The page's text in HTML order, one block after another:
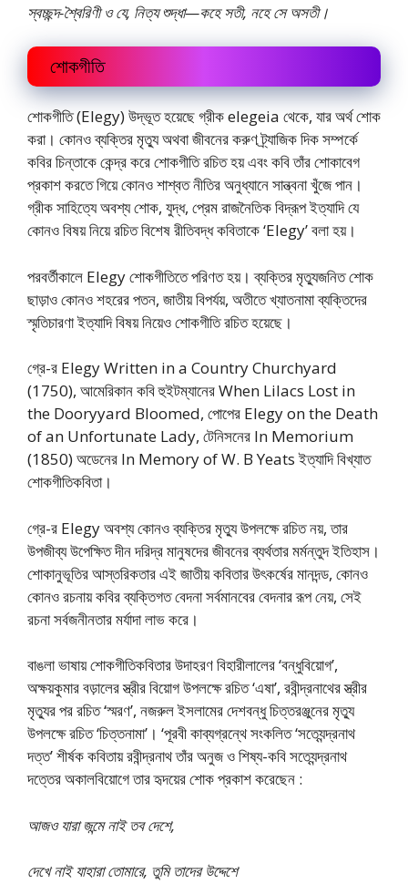
স্বচ্ছন্দ-শ্বৈরিণী ও যে, নিত্য শুদ্ধা—কহে সতী, নহে সে অসতী।
শোকগীতি
শোকগীতি (Elegy) উদ্ভূত হয়েছে গ্রীক elegeia থেকে, যার অর্থ শোক
করা। কোনও ব্যক্তির মৃত্যু অথবা জীবনের করুণ ট্র্যাজিক দিক সম্পর্কে
কবির চিন্তাকে কেন্দ্র করে শোকগীতি রচিত হয় এবং কবি তাঁর শোকাবেগ
প্রকাশ করতে গিয়ে কোনও শাশ্বত নীতির অনুধ্যানে সান্ত্বনা খুঁজে পান।
গ্রীক সাহিত্যে অবশ্য শোক, যুদ্ধ, প্রেম রাজনৈতিক বিদ্রূপ ইত্যাদি যে
কোনও বিষয় নিয়ে রচিত বিশেষ রীতিবদ্ধ কবিতাকে ‘Elegy’ বলা হয়।
পরবর্তীকালে Elegy শোকগীতিতে পরিণত হয়। ব্যক্তির মৃত্যুজনিত শোক
ছাড়াও কোনও শহরের পতন, জাতীয় বিপর্যয়, অতীতে খ্যাতনামা ব্যক্তিদের
স্মৃতিচারণা ইত্যাদি বিষয় নিয়েও শোকগীতি রচিত হয়েছে।
গ্রে-র Elegy Written in a Country Churchyard
(1750), আমেরিকান কবি হুইটম্যানের When Lilacs Lost in
the Dooryyard Bloomed, পোপের Elegy on the Death
of an Unfortunate Lady, টেনিসনের In Memorium
(1850) অডেনের In Memory of W. B Yeats ইত্যাদি বিখ্যাত
শোকগীতিকবিতা।
গ্রে-র Elegy অবশ্য কোনও ব্যক্তির মৃত্যু উপলক্ষে রচিত নয়, তার
উপজীব্য উপেক্ষিত দীন দরিদ্র মানুষদের জীবনের ব্যর্থতার মর্মন্তুদ ইতিহাস।
শোকানুভূতির আস্তরিকতার এই জাতীয় কবিতার উৎকর্ষের মানদন্ড, কোনও
কোনও রচনায় কবির ব্যক্তিগত বেদনা সর্বমানবের বেদনার রূপ নেয়, সেই
রচনা সর্বজনীনতার মর্যাদা লাভ করে।
বাঙলা ভাষায় শোকগীতিকবিতার উদাহরণ বিহারীলালের ‘বন্ধুবিয়োগ’,
অক্ষয়কুমার বড়ালের স্ত্রীর বিয়োগ উপলক্ষে রচিত ‘এষা’, রবীন্দ্রনাথের স্ত্রীর
মৃত্যুর পর রচিত ‘স্মরণ’, নজরুল ইসলামের দেশবন্ধু চিত্তরঞ্জুনের মৃত্যু
উপলক্ষে রচিত ‘চিত্তনামা’। ‘পূরবী কাব্যগ্রন্থে সংকলিত ‘সত্যেন্দ্রনাথ
দত্ত’ শীর্ষক কবিতায় রবীন্দ্রনাথ তাঁর অনুজ ও শিষ্য-কবি সত্যেন্দ্রনাথ
দত্তের অকালবিয়োগে তার হৃদয়ের শোক প্রকাশ করেছেন :
আজও যারা জন্মে নাই তব দেশে,
দেখে নাই যাহারা তোমারে, তুমি তাদের উদ্দেশে